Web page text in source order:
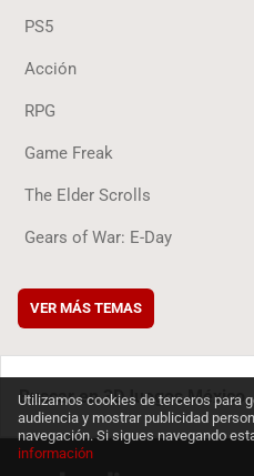
PS5
Acción
RPG
Game Freak
The Elder Scrolls
Gears of War: E-Day
VER MÁS TEMAS
Utilizamos cookies de terceros para
audiencia y mostrar publicidad
navegación. Si sigues navegando
información